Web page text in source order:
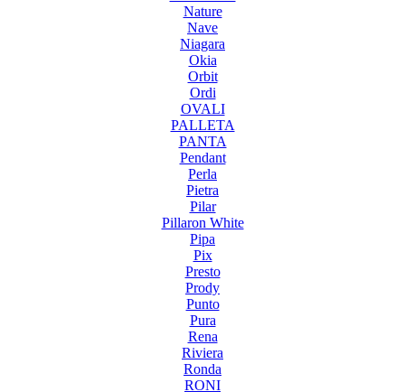
Nature
Nave
Niagara
Okia
Orbit
Ordi
OVALI
PALLETA
PANTA
Pendant
Perla
Pietra
Pilar
Pillaron White
Pipa
Pix
Presto
Prody
Punto
Pura
Rena
Riviera
Ronda
RONI